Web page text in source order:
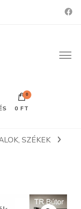
0
0 FT
SZÉKEK